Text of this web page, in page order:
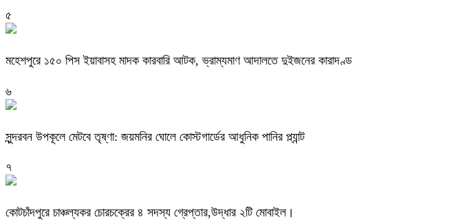
৫
মহেশপুরে ১৫০ পিস ইয়াবাসহ মাদক কারবারি আটক, ভ্রাম্যমাণ আদালতে দুইজনের কারাদণ্ড
৬
সুন্দরবন উপকূলে মেটবে তৃষ্ণা: জয়মনির ঘোলে কোস্টগার্ডের আধুনিক পানির প্ল্যান্ট
৭
কোটচাঁদপুরে চাঞ্চল্যকর চোরচক্রের ৪ সদস্য গ্রেপ্তার,উদ্ধার ২টি মোবাইল।